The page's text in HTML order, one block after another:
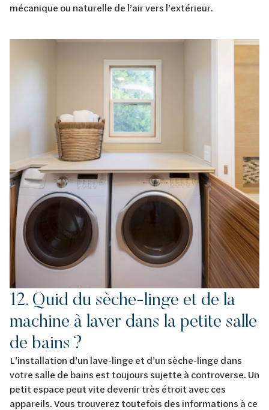
mécanique ou naturelle de l’air vers l’extérieur.
12. Quid du sèche-linge et de la
machine à laver dans la petite salle
de bains ?
L’installation d’un lave-linge et d’un sèche-linge dans
votre salle de bains est toujours sujette à controverse. Un
petit espace peut vite devenir très étroit avec ces
appareils. Vous trouverez toutefois des informations à ce